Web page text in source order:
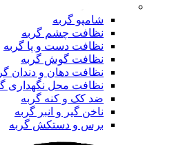
شامپو گربه
نظافت چشم گربه
نظافت دست و پا گربه
نظافت گوش گربه
نظافت دهان و دندان
نظافت محل نگهداری
ضد کک و کنه گربه
ناخن گیر و انبر گربه
برس و دستکش گربه